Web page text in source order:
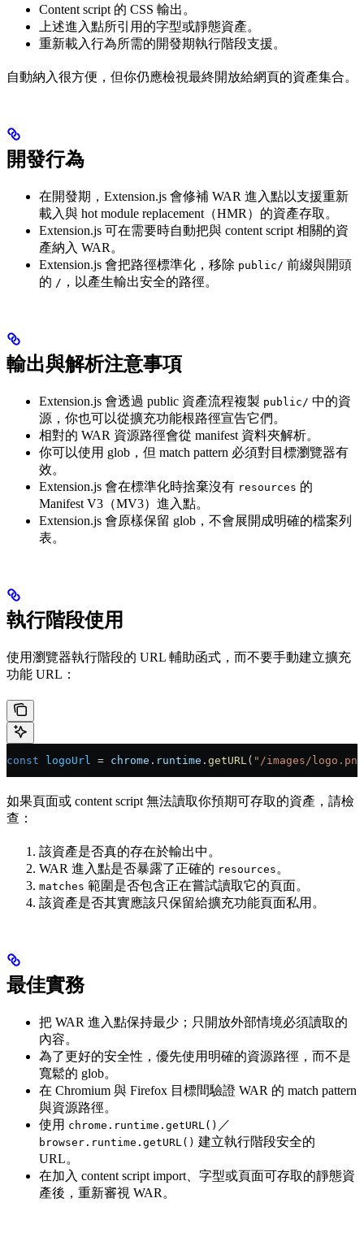
Content script 的 CSS 輸出。
上述進入點所引用的字型或靜態資產。
重新載入行為所需的開發期執行階段支援。
自動納入很方便，但你仍應檢視最終開放給網頁的資產集合。
開發行為
在開發期，Extension.js 會修補 WAR 進入點以支援重新
載入與 hot module replacement（HMR）的資產存取。
Extension.js 可在需要時自動把與 content script 相關的資
產納入 WAR。
Extension.js 會把路徑標準化，移除 public/ 前綴與開頭
的 / ，以產生輸出安全的路徑。
輸出與解析注意事項
Extension.js 會透過 public 資產流程複製 public/ 中的資
源，你也可以從擴充功能根路徑宣告它們。
相對的 WAR 資源路徑會從 manifest 資料夾解析。
你可以使用 glob，但 match pattern 必須對目標瀏覽器有
效。
Extension.js 會在標準化時捨棄沒有 resources 的
Manifest V3（MV3）進入點。
Extension.js 會原樣保留 glob，不會展開成明確的檔案列
表。
執行階段使用
使用瀏覽器執行階段的 URL 輔助函式，而不要手動建立擴充
功能 URL：
const logoUrl = chrome . runtime . getURL ( "/images/
如果頁面或 content script 無法讀取你預期可存取的資產，請檢
查：
該資產是否真的存在於輸出中。
WAR 進入點是否暴露了正確的 resources 。
matches 範圍是否包含正在嘗試讀取它的頁面。
該資產是否其實應該只保留給擴充功能頁面私用。
最佳實務
把 WAR 進入點保持最少；只開放外部情境必須讀取的
內容。
為了更好的安全性，優先使用明確的資源路徑，而不是
寬鬆的 glob。
在 Chromium 與 Firefox 目標間驗證 WAR 的 match pattern
與資源路徑。
使用 chrome.runtime.getURL() ／
browser.runtime.getURL() 建立執行階段安全的
URL。
在加入 content script import、字型或頁面可存取的靜態資
產後，重新審視 WAR。